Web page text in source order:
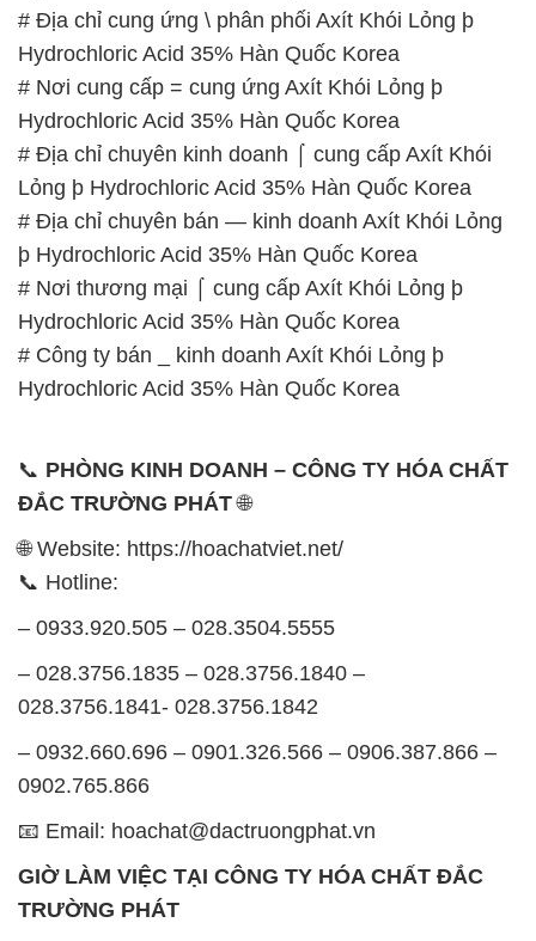
# Địa chỉ cung ứng \ phân phối Axít Khói Lỏng þ
Hydrochloric Acid 35% Hàn Quốc Korea
# Nơi cung cấp = cung ứng Axít Khói Lỏng þ
Hydrochloric Acid 35% Hàn Quốc Korea
# Địa chỉ chuyên kinh doanh ⌠ cung cấp Axít Khói
Lỏng þ Hydrochloric Acid 35% Hàn Quốc Korea
# Địa chỉ chuyên bán — kinh doanh Axít Khói Lỏng
þ Hydrochloric Acid 35% Hàn Quốc Korea
# Nơi thương mại ⌠ cung cấp Axít Khói Lỏng þ
Hydrochloric Acid 35% Hàn Quốc Korea
# Công ty bán _ kinh doanh Axít Khói Lỏng þ
Hydrochloric Acid 35% Hàn Quốc Korea
📞 PHÒNG KINH DOANH – CÔNG TY HÓA CHẤT
ĐẮC TRƯỜNG PHÁT🌐
🌐 Website: https://hoachatviet.net/
📞 Hotline:
– 0933.920.505 – 028.3504.5555
– 028.3756.1835 – 028.3756.1840 –
028.3756.1841- 028.3756.1842
– 0932.660.696 – 0901.326.566 – 0906.387.866 –
0902.765.866
📧 Email: hoachat@dactruongphat.vn
GIỜ LÀM VIỆC TẠI CÔNG TY HÓA CHẤT ĐẮC
TRƯỜNG PHÁT